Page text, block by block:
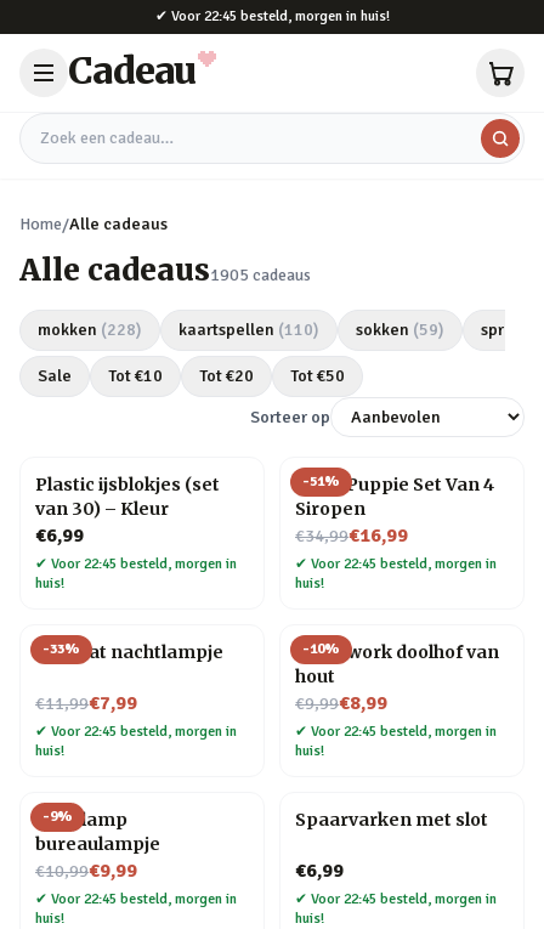
✔ Voor 22:45 besteld, morgen in huis!
Cadeau
Zoek een cadeau
Home/Alle cadeaus
Alle cadeaus1905 cadeaus
mokken (228) kaartspellen (110) sokken (59)
Sale Tot €10 Tot €20 Tot €50
Sorteer op
Plastic ijsblokjes (set
van 30) – Kleur
€6,99
✔ Voor 22:45 besteld, morgen in
huis!
-51%
Slush Puppie Set Van 4
Siropen
€34,99
Nu voor€16,99
✔ Voor 22:45 besteld, morgen in
huis!
-33%
Mini kat nachtlampje
€11,99
Nu voor€7,99
✔ Voor 22:45 besteld, morgen in
huis!
-10%
Teamwork doolhof van
hout
€9,99
Nu voor€8,99
✔ Voor 22:45 besteld, morgen in
huis!
-9%
Gloeilamp
bureaulampje
€10,99
Nu voor€9,99
✔ Voor 22:45 besteld, morgen in
huis!
Spaarvarken met slot
€6,99
✔ Voor 22:45 besteld, morgen in
huis!